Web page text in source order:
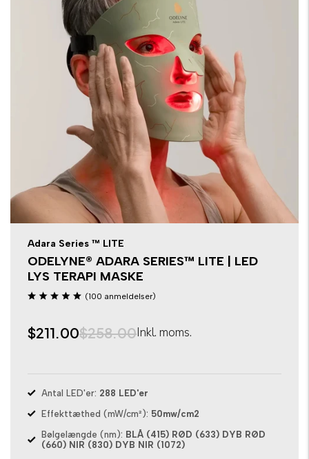
Adara Series ™ LITE
ODELYNE® ADARA SERIES™ LITE | LED
LYS TERAPI MASKE
(100 anmeldelser)
$211.00$258.00Inkl. moms.
Antal LED'er: 288 LED'er
Effekttæthed (mW/cm²): 50mw/cm2
Bølgelængde (nm): BLÅ (415) RØD (633) DYB RØD
(660) NIR (830) DYB NIR (1072)